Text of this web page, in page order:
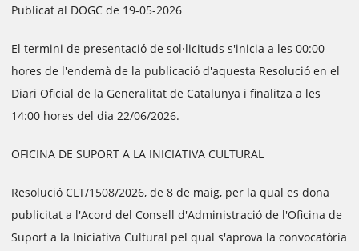
Publicat al DOGC de 19-05-2026
El termini de presentació de sol·licituds s'inicia a les 00:00
hores de l'endemà de la publicació d'aquesta Resolució en el
Diari Oficial de la Generalitat de Catalunya i finalitza a les
14:00 hores del dia 22/06/2026.
OFICINA DE SUPORT A LA INICIATIVA CULTURAL
Resolució CLT/1508/2026, de 8 de maig, per la qual es dona
publicitat a l'Acord del Consell d'Administració de l'Oficina de
Suport a la Iniciativa Cultural pel qual s'aprova la convocatòria